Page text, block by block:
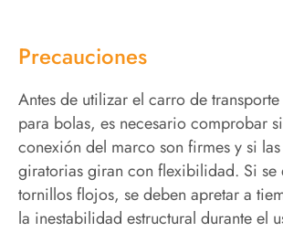
Precauciones
Antes de utilizar el carro de
para bolas, es necesario comprobar
conexión del marco son firmes y si
giratorias giran con flexibilidad. Si se
tornillos flojos, se deben apretar a
la inestabilidad estructural durante el